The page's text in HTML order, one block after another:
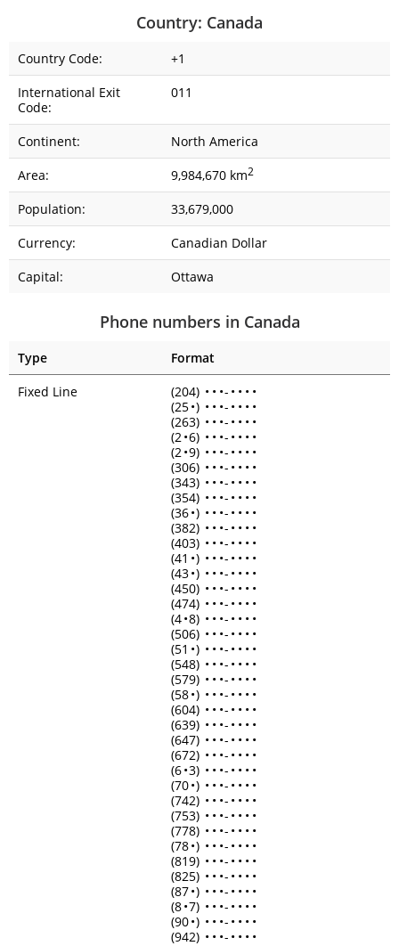
Country: Canada
Country Code:
+1
International Exit
Code:
011
Continent:
North America
Area:
9,984,670 km2
Population:
33,679,000
Currency:
Canadian Dollar
Capital:
Ottawa
Phone numbers in Canada
Type
Format
Fixed Line
(204) • • •- • • • •
(25•) • • •- • • • •
(263) • • •- • • • •
(2•6) • • •- • • • •
(2•9) • • •- • • • •
(306) • • •- • • • •
(343) • • •- • • • •
(354) • • •- • • • •
(36•) • • •- • • • •
(382) • • •- • • • •
(403) • • •- • • • •
(41 •) • • •- • • • •
(43•) • • •- • • • •
(450) • • •- • • • •
(474) • • •- • • • •
(4•8) • • •- • • • •
(506) • • •- • • • •
(51 •) • • •- • • • •
(548) • • •- • • • •
(579) • • •- • • • •
(58•) • • •- • • • •
(604) • • •- • • • •
(639) • • •- • • • •
(647) • • •- • • • •
(672) • • •- • • • •
(6•3) • • •- • • • •
(70•) • • •- • • • •
(742) • • •- • • • •
(753) • • •- • • • •
(778) • • •- • • • •
(78•) • • •- • • • •
(819) • • •- • • • •
(825) • • •- • • • •
(87•) • • •- • • • •
(8•7) • • •- • • • •
(90•) • • •- • • • •
(942) • • •- • • • •